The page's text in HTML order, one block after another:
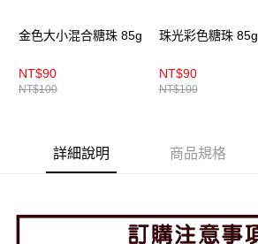
金色大小混合糖珠 85g
NT$90
NT$100
珠光彩色糖珠 85g
NT$90
NT$100
詳細說明 商品規格